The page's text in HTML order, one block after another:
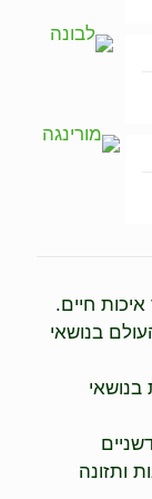
חיים.
בנושאי
ותזונה